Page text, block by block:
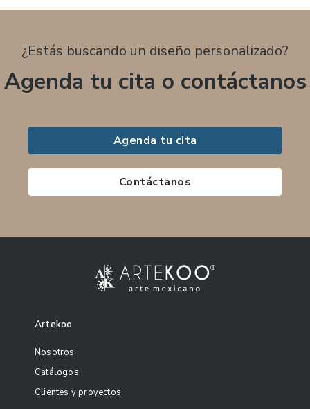
¿Estás buscando un diseño personalizado?
Agenda tu cita o contáctanos
Agenda tu cita
Contáctanos
Artekoo
Nosotros
Catálogos
Clientes y proyectos